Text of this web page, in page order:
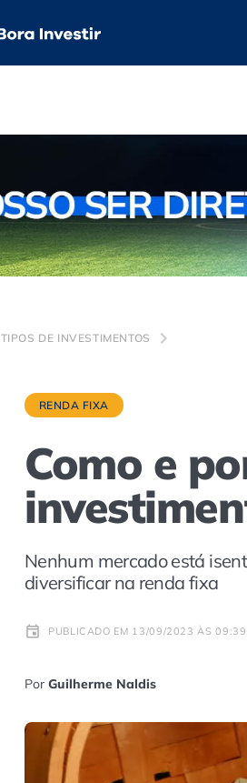
TIPOS DE INVESTIMENTOS
RENDA FIXA
Como e
Nenhum mercado está
diversificar na renda fixa
PUBLICADO EM 13/09/2023 ÀS 09:39
Por Guilherme Naldis